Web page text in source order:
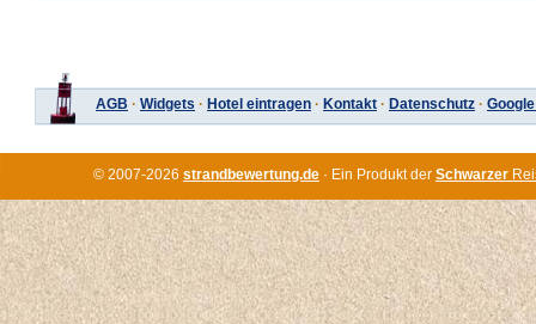
AGB · Widgets · Hotel eintragen · Kontakt · Datenschutz ·
© 2007-2026 strandbewertung.de · Ein Produkt der Schwarzer